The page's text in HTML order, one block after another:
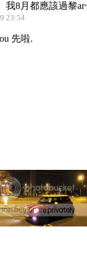
我8月都應該過黎
23:54
先啦.